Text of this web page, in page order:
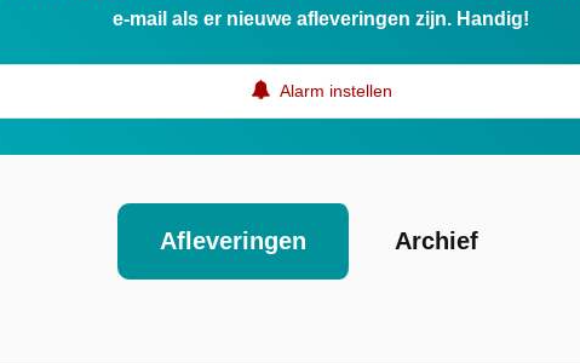
e-mail als er nieuwe afleveringen zijn. Handig!
Alarm instellen
Afleveringen Archief